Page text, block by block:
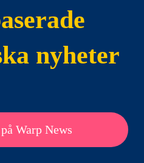
nyheter
Warp News